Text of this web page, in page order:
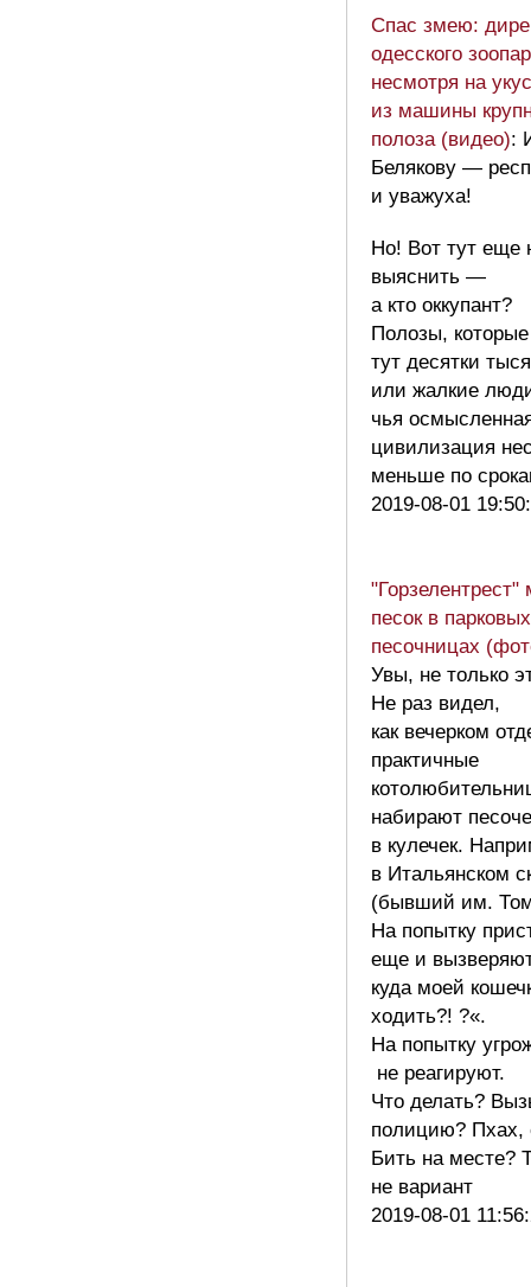
Спас змею:
одесского
несмотря на
из машины
полоза (видео):
Белякову —
и уважуха!
Но! Вот тут еще
выяснить —
а кто оккупант?
Полозы,
тут десятки
или жалкие
чья
цивилизация
меньше по
2019-08-01
"Горзелентрест"
песок в парковых
песочницах
Увы, не только
Не раз видел,
как вечерком
практичные
набирают
в кулечек.
в Итальянском
(бывший им.
На попытку
еще и
куда моей
ходить?! ?«.
На попытку
не реагируют.
Что делать?
полицию?
Бить на месте?
не вариант
2019-08-01